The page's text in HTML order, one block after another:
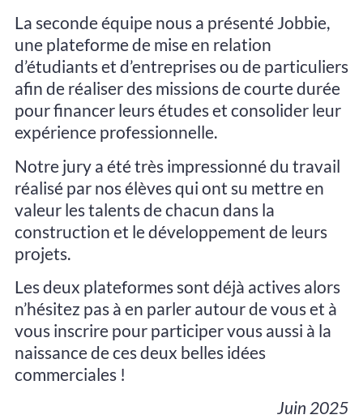
La seconde équipe nous a présenté Jobbie,
une plateforme de mise en relation
d’étudiants et d’entreprises ou de particuliers
afin de réaliser des missions de courte durée
pour financer leurs études et consolider leur
expérience professionnelle.
Notre jury a été très impressionné du travail
réalisé par nos élèves qui ont su mettre en
valeur les talents de chacun dans la
construction et le développement de leurs
projets.
Les deux plateformes sont déjà actives alors
n’hésitez pas à en parler autour de vous et à
vous inscrire pour participer vous aussi à la
naissance de ces deux belles idées
commerciales !
Juin 2025